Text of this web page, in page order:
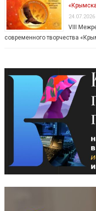
24.07.2026
VIII
современного творчества